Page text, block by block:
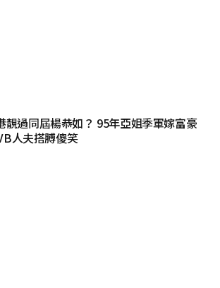
靚過同屆楊恭如？ 95年亞姐季軍嫁富豪
人夫搭膊傻笑